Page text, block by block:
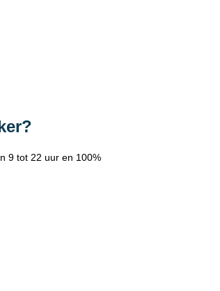
9 tot 22 uur en 100%